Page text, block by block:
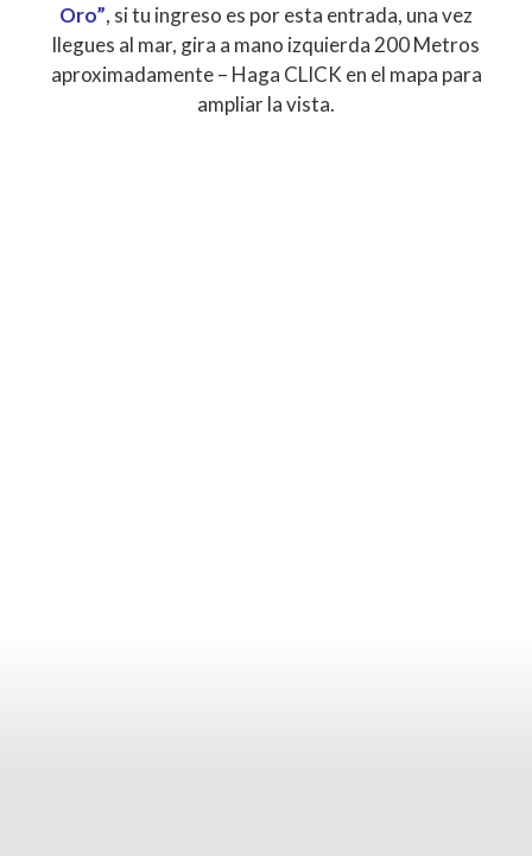
Oro”, si tu ingreso es por esta entrada, una vez
llegues al mar, gira a mano izquierda 200 Metros
aproximadamente – Haga CLICK en el mapa para
ampliar la vista.